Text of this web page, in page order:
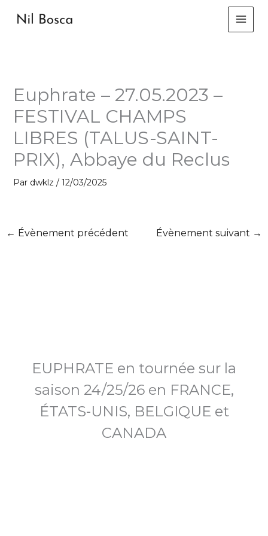
Euphrate – 27.05.2023 –
FESTIVAL CHAMPS
LIBRES (TALUS-SAINT-
PRIX), Abbaye du Reclus
Par dwklz / 12/03/2025
← Évènement précédent Évènement suivant →
EUPHRATE en tournée sur la
saison 24/25/26 en FRANCE,
ÉTATS-UNIS, BELGIQUE et
CANADA